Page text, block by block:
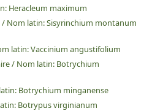
Heracleum maximum
/ Nom latin:Sisyrinchium montanum
latin:Vaccinium angustifolium
/ Nom latin: Botrychium
Botrychium minganense
Botrypus virginianum